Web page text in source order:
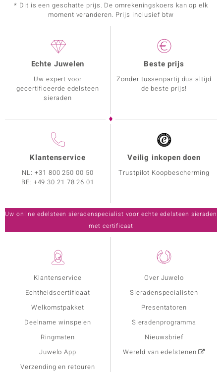
* Dit is een geschatte prijs. De omrekeningskoers kan op elk
moment veranderen. Prijs inclusief btw
Klantenservice
Echtheidscertificaat
Welkomstpakket
Deelname winspelen
Ringmaten
Juwelo App
Verzending en retouren
Over Juwelo
Sieradenspecialisten
Presentatoren
Sieradenprogramma
Nieuwsbrief
Wereld van edelstenen
Echte Juwelen
Uw expert voor
gecertificeerde edelsteen
sieraden
Beste prijs
Zonder tussenpartij dus altijd
de beste prijs!
Klantenservice
NL:+31 800 250 00 50
BE: +49 30 21 78 26 01
Veilig inkopen doen
Trustpilot Koopbescherming
Uw online edelsteen sieradenspecialist voor echte edelsteen sieraden
met certificaat